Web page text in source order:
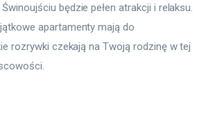
będzie pełen atrakcji i relaksu.
apartamenty mają do
rozrywki czekają na Twoją rodzinę w tej